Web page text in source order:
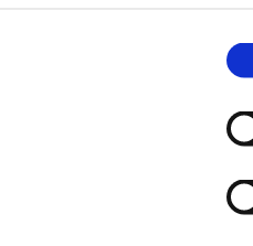
weekend, kan det faktisk
helbred.
risikoen for type 2-diabetes
kroppens evne til at
en central rolle i både
sygdommen, herunder
end perfektion. Selvom